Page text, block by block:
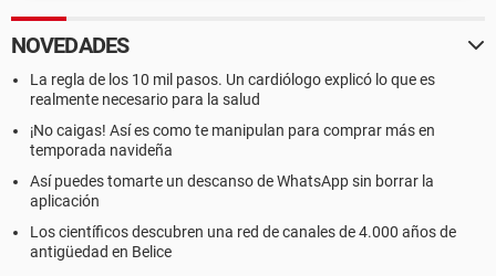
NOVEDADES
La regla de los 10 mil pasos. Un cardiólogo explicó lo que es
realmente necesario para la salud
¡No caigas! Así es como te manipulan para comprar más en
temporada navideña
Así puedes tomarte un descanso de WhatsApp sin borrar la
aplicación
Los científicos descubren una red de canales de 4.000 años de
antigüedad en Belice